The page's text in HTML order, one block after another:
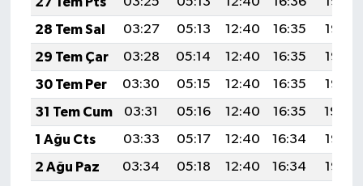
28 Tem Sal
03:27 05:13 12:40 16:35
19:57
29 Tem Çar
03:28 05:14 12:40 16:35
19:56
30 Tem Per
03:30 05:15 12:40 16:35
19:55
31 Tem Cum
03:31 05:16 12:40 16:35
19:54
1 Ağu Cts
03:33 05:17 12:40 16:34
19:53
2 Ağu Paz
03:34 05:18 12:40 16:34
19:52
KİTAP
HEDEF2020
OTOMOBİL
MİZAH
TARİH